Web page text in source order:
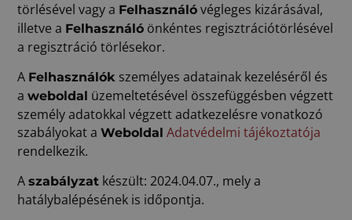
törlésével vagy a Felhasználó végleges kizárásával,
illetve a Felhasználó önkéntes regisztrációtörlésével
a regisztráció törlésekor.
A Felhasználók személyes adatainak kezeléséről és
aweboldal üzemeltetésével összefüggésben végzett
személy adatokkal végzett adatkezelésre vonatkozó
szabályokat aWeboldal Adatvédelmi tájékoztatója
rendelkezik.
Aszabályzat készült: 2024.04.07., mely a
hatálybalépésének is időpontja.